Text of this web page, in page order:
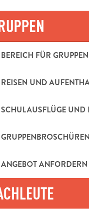
BEREICH FÜR GRUPPEN
REISEN UND
SCHULAUSFLÜGE UND
ANGEBOT ANFORDERN
▒▒
UNS
von Marcel
radeln,